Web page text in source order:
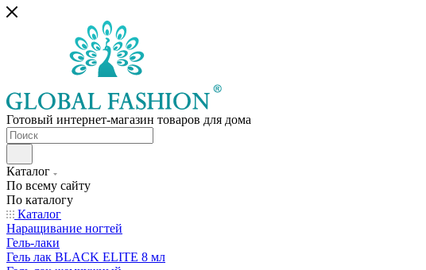
Готовый интернет-магазин товаров для дома
Каталог
По всему сайту
По каталогу
Каталог
Наращивание ногтей
Гель-лаки
Гель лак BLACK ELITE 8 мл